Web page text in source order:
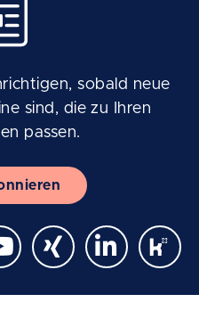
sobald neue
sind, die zu Ihren
passen.